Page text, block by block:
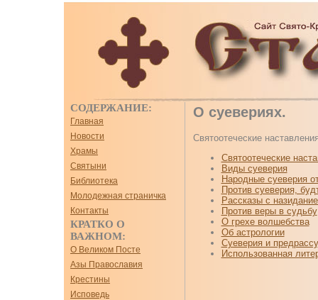
СОДЕРЖАНИЕ:
Главная
Новости
Храмы
Святыни
Библиотека
Молодежная страничка
Контакты
КРАТКО О
ВАЖНОМ:
О Великом Посте
Азы Православия
Крестины
Исповедь
О суевериях.
Святоотеческие
Святоотеческие
Виды суеверия
Народные суеверия
Против суеверия,
Рассказы с
Против веры в судьбу
О грехе волшебства
Об астрологии
Суеверия и
Использованная